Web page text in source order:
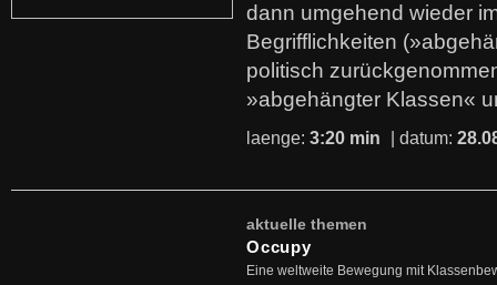
dann umgehend wieder
Begrifflichkeiten
politisch
»abgehängter Klassen«
laenge: 3:20 min | datum:
aktuelle themen
Occupy
Eine weltweite Bewegung mit